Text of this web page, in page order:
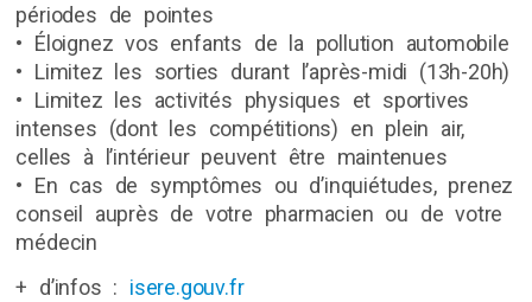
périodes de pointes
• Éloignez vos enfants de la pollution automobile
• Limitez les sorties durant l’après-midi (13h-20h)
• Limitez les activités physiques et sportives
intenses (dont les compétitions) en plein air,
celles à l’intérieur peuvent être maintenues
• En cas de symptômes ou d’inquiétudes, prenez
conseil auprès de votre pharmacien ou de votre
médecin
+ d’infos : isere.gouv.fr